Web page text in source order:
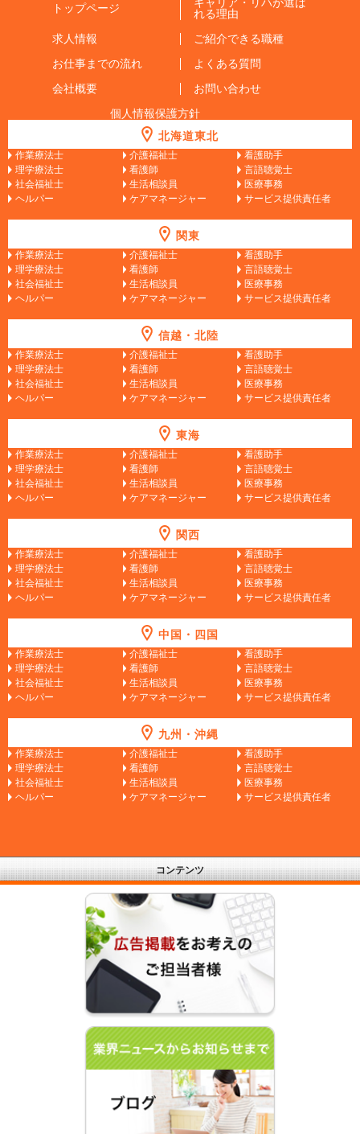
トップページ
れる理由
求人情報
ご紹介できる職種
お仕事までの流れ
よくある質問
会社概要
お問い合わせ
個人情報保護方針
北海道東北
作業療法士 介護福祉士
看護助手
理学療法士
看護師
言語聴覚士
社会福祉士
生活相談員
医療事務
ヘルパー
ケアマネージャー サービス提供責任者
関東
作業療法士 介護福祉士
看護助手
理学療法士
看護師
言語聴覚士
社会福祉士
生活相談員
医療事務
ヘルパー
ケアマネージャー サービス提供責任者
信越・北陸
作業療法士 介護福祉士
看護助手
理学療法士
看護師
言語聴覚士
社会福祉士
生活相談員
医療事務
ヘルパー
ケアマネージャー サービス提供責任者
東海
作業療法士 介護福祉士
看護助手
理学療法士
看護師
言語聴覚士
社会福祉士
生活相談員
医療事務
ヘルパー
ケアマネージャー サービス提供責任者
関西
作業療法士 介護福祉士
看護助手
理学療法士
看護師
言語聴覚士
社会福祉士
生活相談員
医療事務
ヘルパー
ケアマネージャー サービス提供責任者
中国・四国
作業療法士 介護福祉士
看護助手
理学療法士
看護師
言語聴覚士
社会福祉士
生活相談員
医療事務
ヘルパー
ケアマネージャー サービス提供責任者
九州・沖縄
作業療法士 介護福祉士
看護助手
理学療法士
看護師
言語聴覚士
社会福祉士
生活相談員
医療事務
ヘルパー
ケアマネージャー サービス提供責任者
コンテンツ